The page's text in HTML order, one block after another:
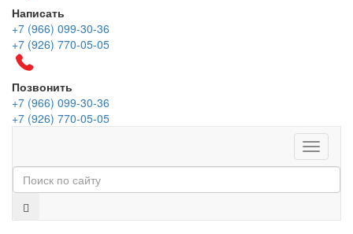
Написать
+7 (966) 099-30-36
+7 (926) 770-05-05
Позвонить
+7 (966) 099-30-36
+7 (926) 770-05-05
Меню